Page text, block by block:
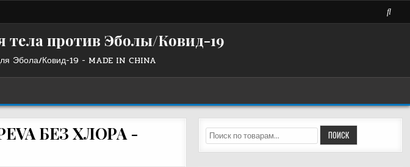
против Эболы/Ковид-19
Эбола/Ковид-19 - MADE IN CHINA
БЕЗ ХЛОРА -
Искать: ПОИСК